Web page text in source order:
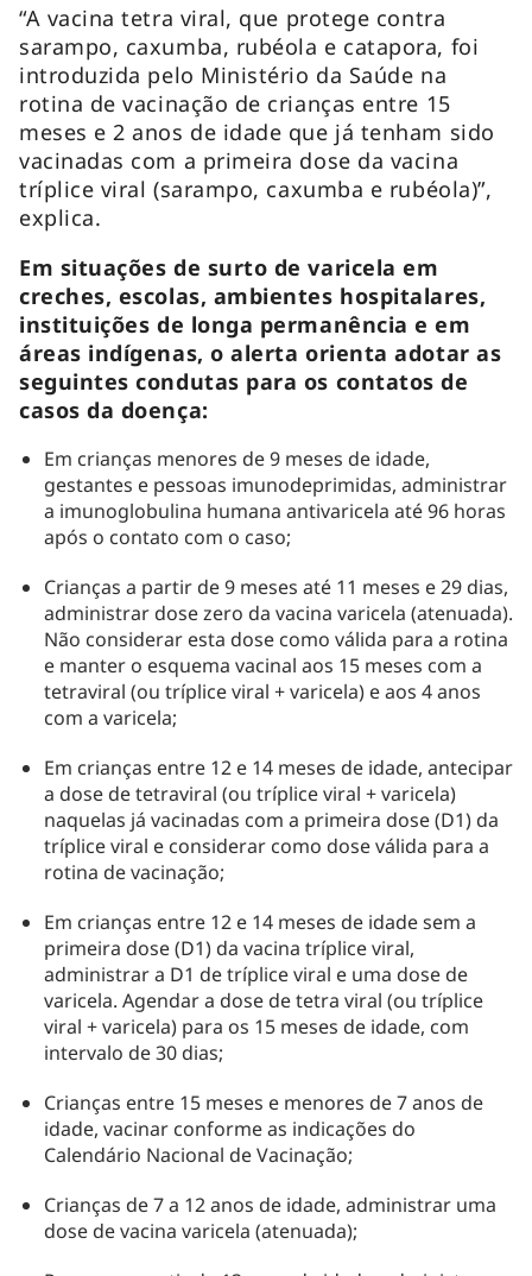
“A vacina tetra viral, que protege contra
sarampo, caxumba, rubéola e catapora, foi
introduzida pelo Ministério da Saúde na
rotina de vacinação de crianças entre 15
meses e 2 anos de idade que já tenham sido
vacinadas com a primeira dose da vacina
tríplice viral (sarampo, caxumba e rubéola)”,
explica.
Em situações de surto de varicela em
creches, escolas, ambientes hospitalares,
instituições de longa permanência e em
áreas indígenas, o alerta orienta adotar as
seguintes condutas para os contatos de
casos da doença:
Em crianças menores de 9 meses de idade,
gestantes e pessoas imunodeprimidas, administrar
a imunoglobulina humana antivaricela até 96 horas
após o contato com o caso;
Crianças a partir de 9 meses até 11 meses e 29 dias,
administrar dose zero da vacina varicela (atenuada).
Não considerar esta dose como válida para a rotina
e manter o esquema vacinal aos 15 meses com a
tetraviral (ou tríplice viral + varicela) e aos 4 anos
com a varicela;
Em crianças entre 12 e 14 meses de idade, antecipar
a dose de tetraviral (ou tríplice viral + varicela)
naquelas já vacinadas com a primeira dose (D1) da
tríplice viral e considerar como dose válida para a
rotina de vacinação;
Em crianças entre 12 e 14 meses de idade sem a
primeira dose (D1) da vacina tríplice viral,
administrar a D1 de tríplice viral e uma dose de
varicela. Agendar a dose de tetra viral (ou tríplice
viral + varicela) para os 15 meses de idade, com
intervalo de 30 dias;
Crianças entre 15 meses e menores de 7 anos de
idade, vacinar conforme as indicações do
Calendário Nacional de Vacinação;
Crianças de 7 a 12 anos de idade, administrar uma
dose de vacina varicela (atenuada);